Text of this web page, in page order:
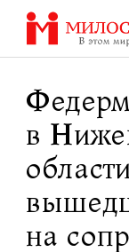
Перейти
содержанию
в
на